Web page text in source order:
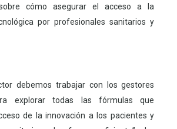
cómo asegurar el acceso a la
por profesionales sanitarios y
debemos trabajar con los gestores
explorar todas las fórmulas que
de la innovación a los pacientes y